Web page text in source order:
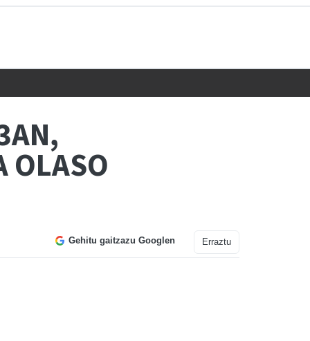
OLASO
Gehitu gaitzazu Googlen Erraztu